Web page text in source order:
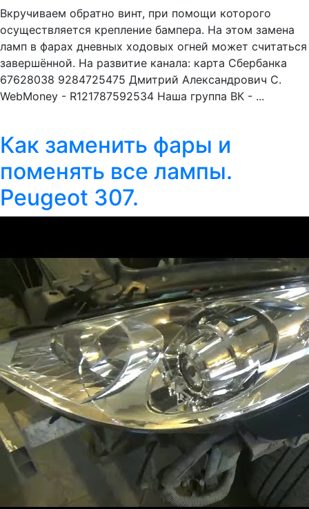
Вкручиваем обратно винт, при помощи которого
осуществляется крепление бампера. На этом замена
ламп в фарах дневных ходовых огней может считаться
завершённой. На развитие канала: карта Сбербанка
67628038 9284725475 Дмитрий Александрович С.
WebMoney - R121787592534 Наша группа ВК - ...
Как заменить фары и
поменять все лампы.
Peugeot 307.